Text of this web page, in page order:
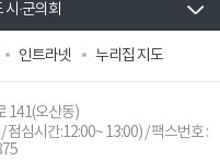
시·군의회
인트라넷 누리집 지도
141(오산동)
점심시간:12:00~ 13:00) / 팩스번호 :